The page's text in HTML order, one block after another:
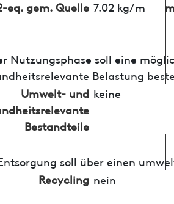
eq. gem. Quelle 7.02 kg/m
Nutzungsphase soll eine
Belastung
Umwelt- und
Bestandteile
keine
soll über einen
Recycling nein